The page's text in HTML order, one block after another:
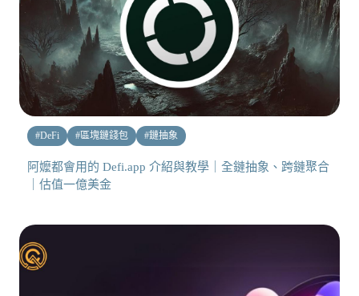
#DeFi #區塊鏈錢包 #鏈抽象
阿嬤都會用的 Defi.app 介紹與教學｜全鏈抽象、跨鏈聚合
｜估值一億美金